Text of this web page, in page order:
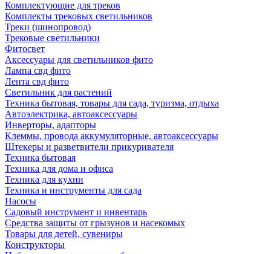
Комплектующие для треков
Комплекты трековых светильников
Треки (шинопровод)
Трековые светильники
Фитосвет
Аксессуары для светильников фито
Лампа свд фито
Лента свд фито
Светильник для растений
Техника бытовая, товары для сада, туризма, отдыха
Автоэлектрика, автоаксессуары
Инверторы, адапторы
Клеммы, провода аккумуляторные, автоаксессуары
Штекеры и разветвители прикуривателя
Техника бытовая
Техника для дома и офиса
Техника для кухни
Техника и инструменты для сада
Насосы
Садовый инструмент и инвентарь
Средства защиты от грызунов и насекомых
Товары для детей, сувениры
Конструкторы